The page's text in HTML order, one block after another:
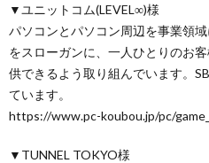
▼ユニットコム(LEVEL∞)様
パソコンとパソコン周辺を事業領
をスローガンに、一人ひとりのお
供できるよう取り組んでいます。
ています。
https://www.pc-koubou.jp/pc/
▼TUNNEL TOKYO様